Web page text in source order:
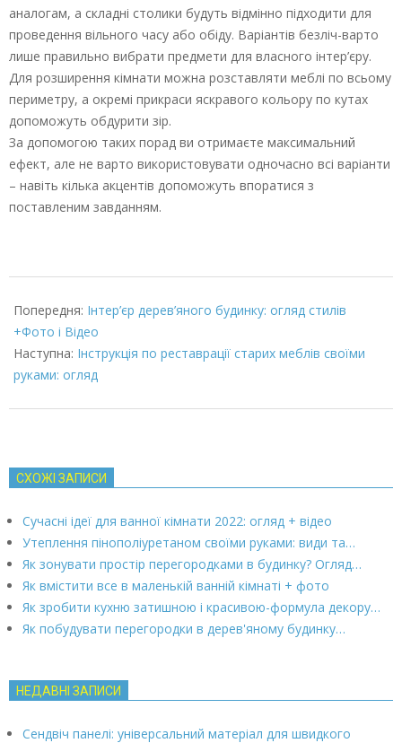
аналогам, а складні столики будуть відмінно підходити для
проведення вільного часу або обіду. Варіантів безліч-варто
лише правильно вибрати предмети для власного інтер’єру.
Для розширення кімнати можна розставляти меблі по всьому
периметру, а окремі прикраси яскравого кольору по кутах
допоможуть обдурити зір.
За допомогою таких порад ви отримаєте максимальний
ефект, але не варто використовувати одночасно всі варіанти
– навіть кілька акцентів допоможуть впоратися з
поставленим завданням.
03-
07
Попередня: Інтер’єр дерев’яного будинку: огляд стилів
+Фото і Відео
Наступна: Інструкція по реставрації старих меблів своїми
руками: огляд
СХОЖІ ЗАПИСИ
Сучасні ідеї для ванної кімнати 2022: огляд + відео
Утеплення пінополіуретаном своїми руками: види та…
Як зонувати простір перегородками в будинку? Огляд…
Як вмістити все в маленькій ванній кімнаті + фото
Як зробити кухню затишною і красивою-формула декору…
Як побудувати перегородки в дерев'яному будинку…
НЕДАВНІ ЗАПИСИ
Сендвіч панелі: універсальний матеріал для швидкого